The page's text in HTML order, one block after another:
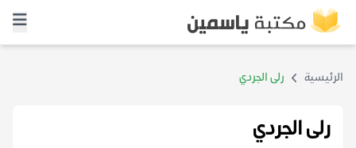
الرئيسية رلى الجردي
رلى الجردي